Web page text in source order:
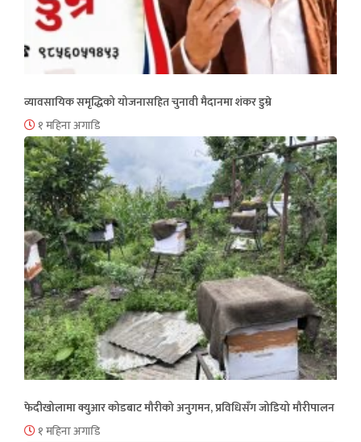
व्यावसायिक समृद्धिको योजनासहित चुनावी मैदानमा शंकर डुम्रे
१ महिना अगाडि
फेदीखोलामा क्युआर कोडबाट मौरीको अनुगमन, प्रविधिसँग जोडियो मौरीपालन
१ महिना अगाडि